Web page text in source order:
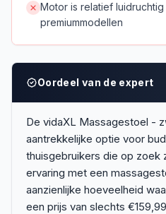
Motor is relatief
premiummodellen
Oordeel van de expert
De vidaXL Massagestoel -
aantrekkelijke optie voor
thuisgebruikers die op zoek
ervaring met een
aanzienlijke hoeveelheid
een prijs van slechts